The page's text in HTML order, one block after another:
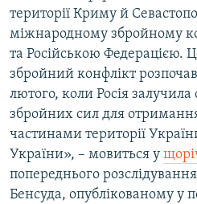
території Криму й
міжнародному збройному
та Російською Федерацією.
збройний конфлікт
лютого, коли Росія залучила
збройних сил для
частинами території
України», – мовиться у
попереднього
Бенсуда, опублікованому у